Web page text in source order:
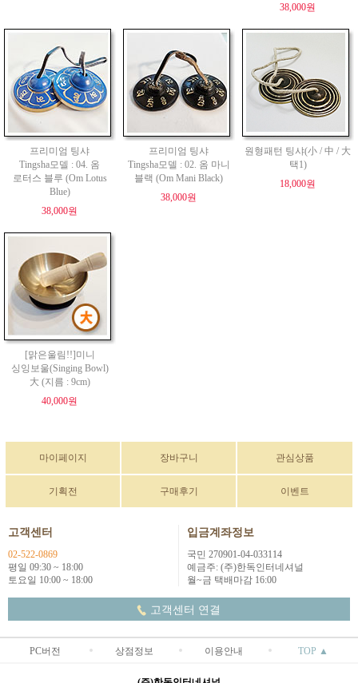
38,000원
프리미엄 팅샤
Tingsha모델 : 04. 옴
로터스 블루 (Om Lotus
Blue)
38,000원
프리미엄 팅샤
Tingsha모델 : 02. 옴 마니
블랙 (Om Mani Black)
38,000원
원형패턴 팅샤(小 / 中 / 大
택1)
18,000원
[맑은울림!!]미니
싱잉보울(Singing Bowl)
大 (지름 : 9cm)
40,000원
마이페이지 장바구니 관심상품
기획전 구매후기 이벤트
고객센터
02-522-0869
평일 09:30 ~ 18:00
토요일 10:00 ~ 18:00
입금계좌정보
국민 270901-04-033114
예금주: (주)한독인터네셔널
월~금 택배마감 16:00
고객센터 연결
PC버전 상점정보 이용안내 TOP ▲